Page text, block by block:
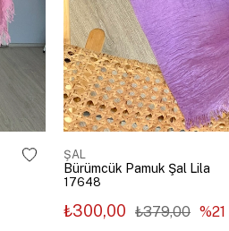
ŞAL
Bürümcük Pamuk Şal Lila
17648
₺300,00 ₺379,00 %21